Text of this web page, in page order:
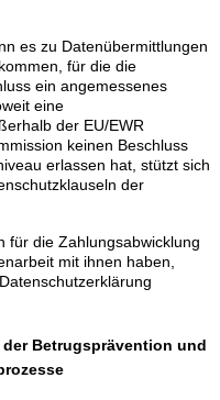
es zu Datenübermittlungen
für die die
ein angemessenes
eine
der EU/EWR
keinen Beschluss
erlassen hat, stützt sich
der
für die Zahlungsabwicklung
mit ihnen haben,
Betrugsprävention und